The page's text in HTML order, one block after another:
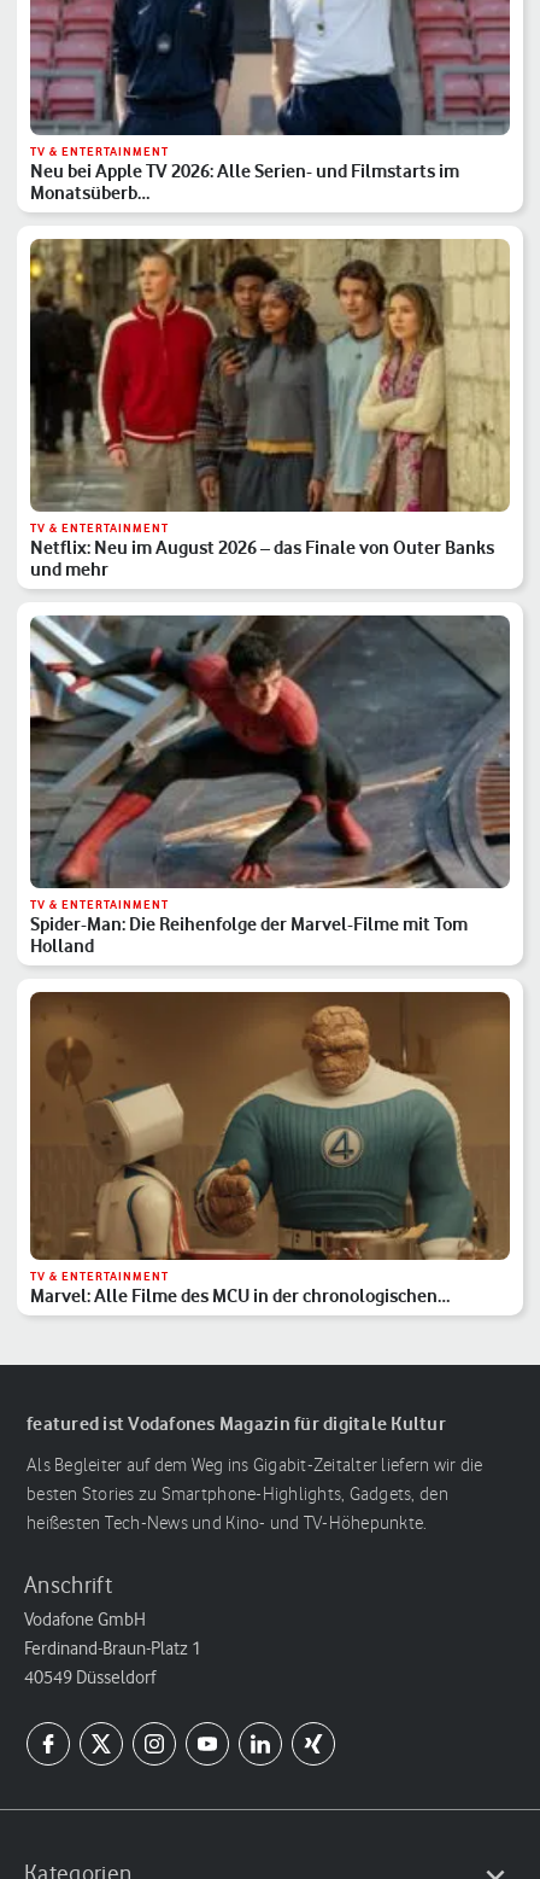
TV & ENTERTAINMENT
Neu bei Apple TV 2026: Alle Serien- und Filmstarts im
Monatsüberb…
TV & ENTERTAINMENT
Netflix: Neu im August 2026 – das Finale von Outer Banks
und mehr
TV & ENTERTAINMENT
Spider-Man: Die Reihenfolge der Marvel-Filme mit Tom
Holland
TV & ENTERTAINMENT
Marvel: Alle Filme des MCU in der chronologischen
Reihenfolge
featured ist Vodafones Magazin für digitale Kultur
Als Begleiter auf dem Weg ins Gigabit-Zeitalter liefern wir die
besten Stories zu Smartphone-Highlights, Gadgets, den
heißesten Tech-News und Kino- und TV-Höhepunkte.
Anschrift
Vodafone GmbH
Ferdinand-Braun-Platz 1
40549 Düsseldorf
Kategorien